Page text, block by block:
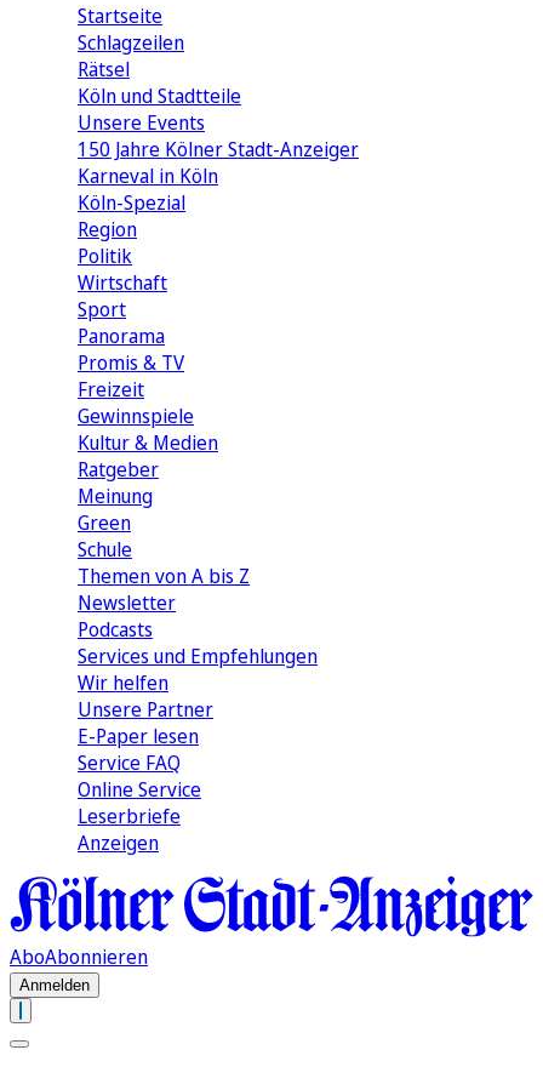
Startseite
Schlagzeilen
Rätsel
Köln und Stadtteile
Unsere Events
150 Jahre Kölner Stadt-Anzeiger
Karneval in Köln
Köln-Spezial
Region
Politik
Wirtschaft
Sport
Panorama
Promis & TV
Freizeit
Gewinnspiele
Kultur & Medien
Ratgeber
Meinung
Green
Schule
Themen von A bis Z
Newsletter
Podcasts
Services und Empfehlungen
Wir helfen
Unsere Partner
E-Paper lesen
Service FAQ
Online Service
Leserbriefe
Anzeigen
AboAbonnieren
Anmelden